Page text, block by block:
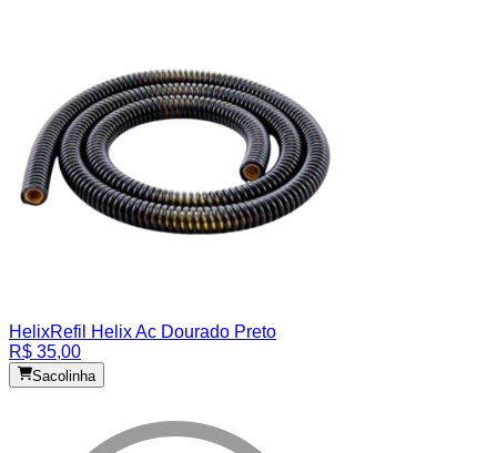
HelixRefil Helix Ac Dourado Preto
R$ 35,00
Sacolinha